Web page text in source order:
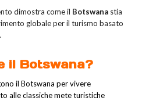
dimostra come il Botswana stia
globale per il turismo basato
il Botswana?
il Botswana per vivere
alle classiche mete turistiche